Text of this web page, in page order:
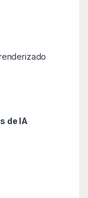
de IA